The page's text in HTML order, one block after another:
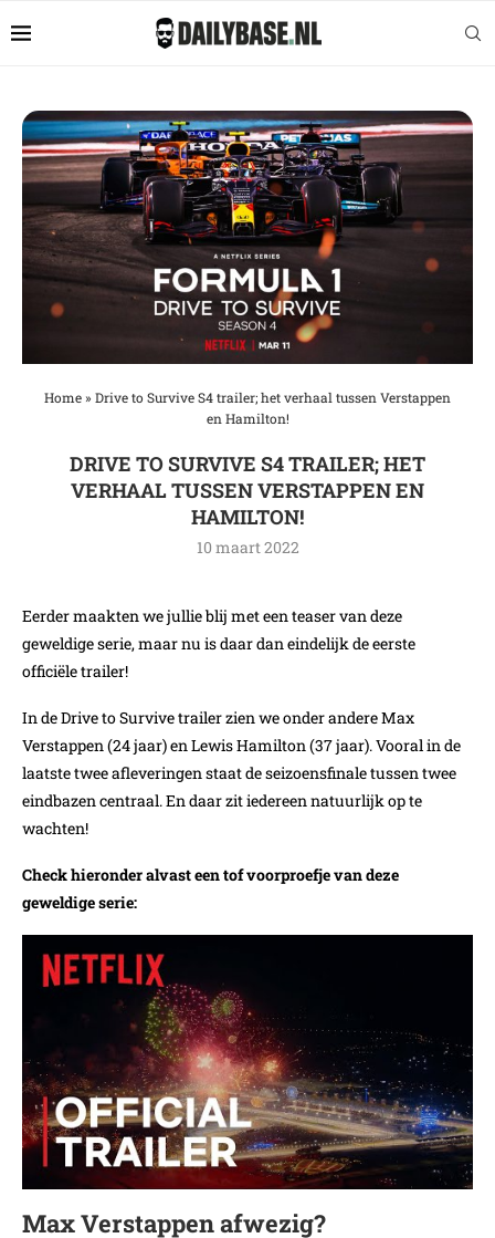
Home» Drive to Survive S4 trailer; het verhaal tussen Verstappen
en Hamilton!
DRIVE TO SURVIVE S4 TRAILER; HET
VERHAAL TUSSEN VERSTAPPEN EN
HAMILTON!
10 maart 2022
Eerder maakten we jullie blij met een teaser van deze
geweldige serie, maar nu is daar dan eindelijk de eerste
officiële trailer!
In de Drive to Survive trailer zien we onder andere Max
Verstappen (24 jaar) en Lewis Hamilton (37 jaar). Vooral in de
laatste twee afleveringen staat de seizoensfinale tussen twee
eindbazen centraal. En daar zit iedereen natuurlijk op te
wachten!
Check hieronder alvast een tof voorproefje van deze
geweldige serie:
Max Verstappen afwezig?